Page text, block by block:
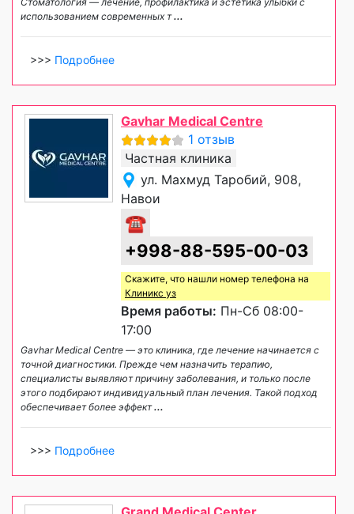
использованием современных т...
>>> Подробнее
Gavhar Medical Centre
1 отзыв
Частная клиника
ул. Махмуд Таробий, 908,
Навои
☎
+998-88-595-00-03
Скажите, что нашли номер телефона на
Клиникс уз
Время работы: Пн-Сб 08:00-
17:00
Gavhar Medical Centre — это клиника, где лечение начинается с
точной диагностики. Прежде чем назначить терапию,
специалисты выявляют причину заболевания, и только после
этого подбирают индивидуальный план лечения. Такой подход
обеспечивает более эффект...
>>> Подробнее